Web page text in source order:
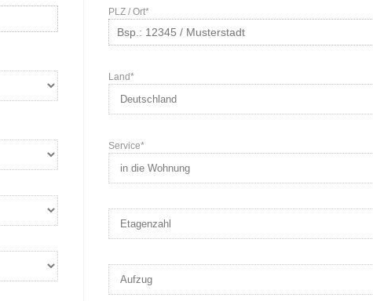
PLZ / Ort*
Land*
Service*